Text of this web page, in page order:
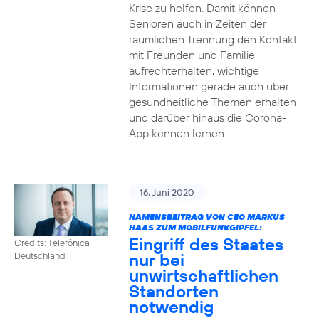
Krise zu helfen. Damit können
Senioren auch in Zeiten der
räumlichen Trennung den Kontakt
mit Freunden und Familie
aufrechterhalten, wichtige
Informationen gerade auch über
gesundheitliche Themen erhalten
und darüber hinaus die Corona-
App kennen lernen.
Credits: Telefónica
Deutschland
16. Juni 2020
NAMENSBEITRAG VON CEO MARKUS
HAAS ZUM MOBILFUNKGIPFEL:
Eingriff des Staates
nur bei
unwirtschaftlichen
Standorten
notwendig